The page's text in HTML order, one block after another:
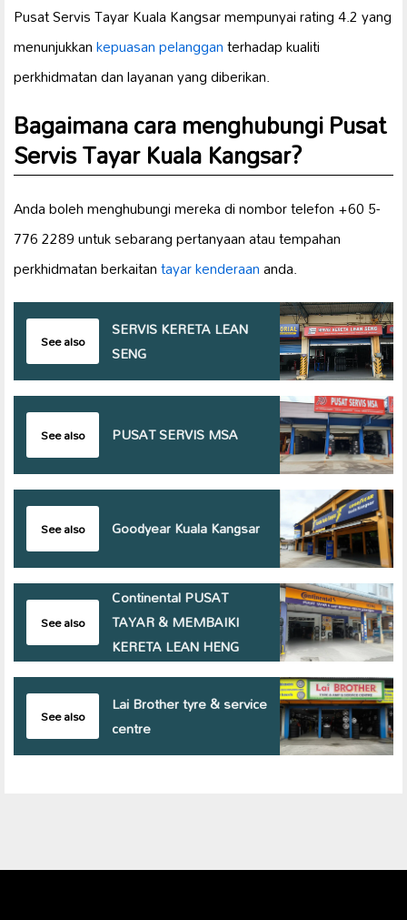
Pusat Servis Tayar Kuala Kangsar mempunyai rating 4.2 yang
menunjukkankepuasan pelangganterhadap kualiti
perkhidmatan dan layanan yang diberikan.
Bagaimana cara menghubungi Pusat
Servis Tayar Kuala Kangsar?
Anda boleh menghubungi mereka di nombor telefon +60 5-
776 2289 untuk sebarang pertanyaan atau tempahan
perkhidmatan berkaitantayar kenderaananda.
See also
SERVIS KERETA LEAN
SENG
See also PUSAT SERVIS MSA
See also Goodyear Kuala Kangsar
See also
Continental PUSAT
TAYAR & MEMBAIKI
KERETA LEAN HENG
See also
Lai Brother tyre & service
centre